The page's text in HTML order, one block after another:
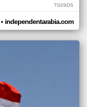
TG09DS
• independentarabia.com